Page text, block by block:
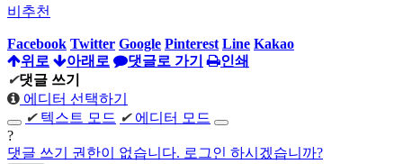
비추천
Facebook Twitter Google Pinterest Line Kakao
위로
아래로 댓글로 가기
인쇄
✔댓글 쓰기
에디터 선택하기
✔ 텍스트 모드 ✔ 에디터 모드
?
댓글 쓰기 권한이 없습니다. 로그인 하시겠습니까?